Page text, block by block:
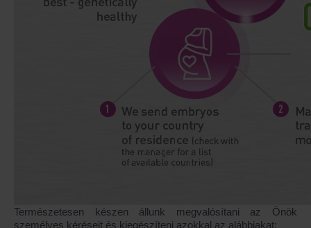
Természetesen készen állunk megvalósítani az Önök
személyes kéréseit és kiegészíteni azokkal az alábbiakat: